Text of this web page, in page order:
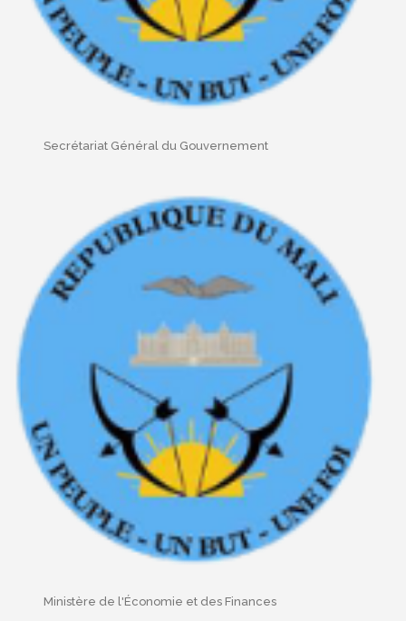
Secrétariat Général du Gouvernement
Ministère de l'Économie et des Finances